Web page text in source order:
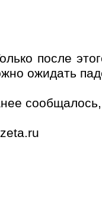
после
ожидать